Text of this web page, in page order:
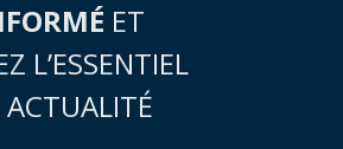
ET
L’ESSENTIEL